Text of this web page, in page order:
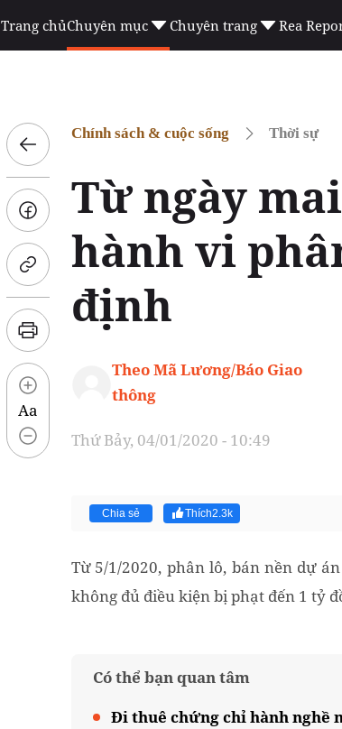
Trang chủChuyên mục Chuyên trang Rea
Aa
Chính sách & cuộc sống Thời sự
Từ ngày
hành vi
định
Theo Mã Lương/Báo Giao
thông
Thứ Bảy, 04/01/2020 - 10:49
Chia sẻ Thích2.3k
Từ 5/1/2020, phân lô, bán nền dự
không đủ điều kiện bị phạt đến 1 tỷ
Có thể bạn quan tâm
Đi thuê chứng chỉ hành nghề